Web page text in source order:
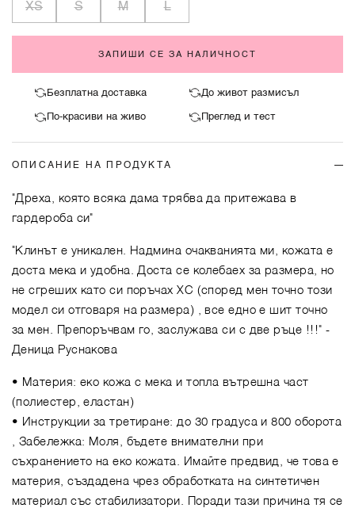
XS S M L
ЗАПИШИ СЕ ЗА НАЛИЧНОСТ
Безплатна доставка До живот размисъл
По-красиви на живо Преглед и тест
ОПИСАНИЕ НА ПРОДУКТА
"Дреха, която всяка дама трябва да притежава в
гардероба си"
"Клинът е уникален. Надмина очакванията ми, кожата е
доста мека и удобна. Доста се колебаех за размера, но
не сгреших като си поръчах ХС (според мен точно този
модел си отговаря на размера) , все едно е шит точно
за мен. Препоръчвам го, заслужава си с две ръце !!!" -
Деница Руснакова
• Материя: еко кожа с мека и топла вътрешна част
(полиестер, еластан)
• Инструкции за третиране: до 30 градуса и 800 оборота
, Забележка: Моля, бъдете внимателни при
съхранението на еко кожата. Имайте предвид, че това е
материя, създадена чрез обработката на синтетичен
материал със стабилизатори. Поради тази причина тя се